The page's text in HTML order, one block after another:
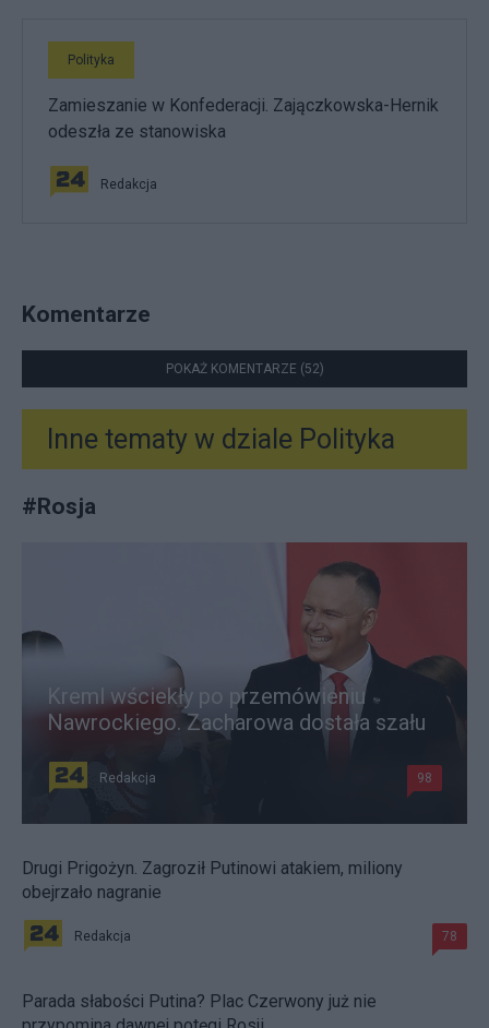
Polityka
Zamieszanie w Konfederacji. Zajączkowska-Hernik
odeszła ze stanowiska
Redakcja
Komentarze
POKAŻ KOMENTARZE (52)
Inne tematy w dziale Polityka
#Rosja
Kreml wściekły po przemówieniu
Nawrockiego. Zacharowa dostała szału
Redakcja 98
Drugi Prigożyn. Zagroził Putinowi atakiem, miliony
obejrzało nagranie
Redakcja 78
Parada słabości Putina? Plac Czerwony już nie